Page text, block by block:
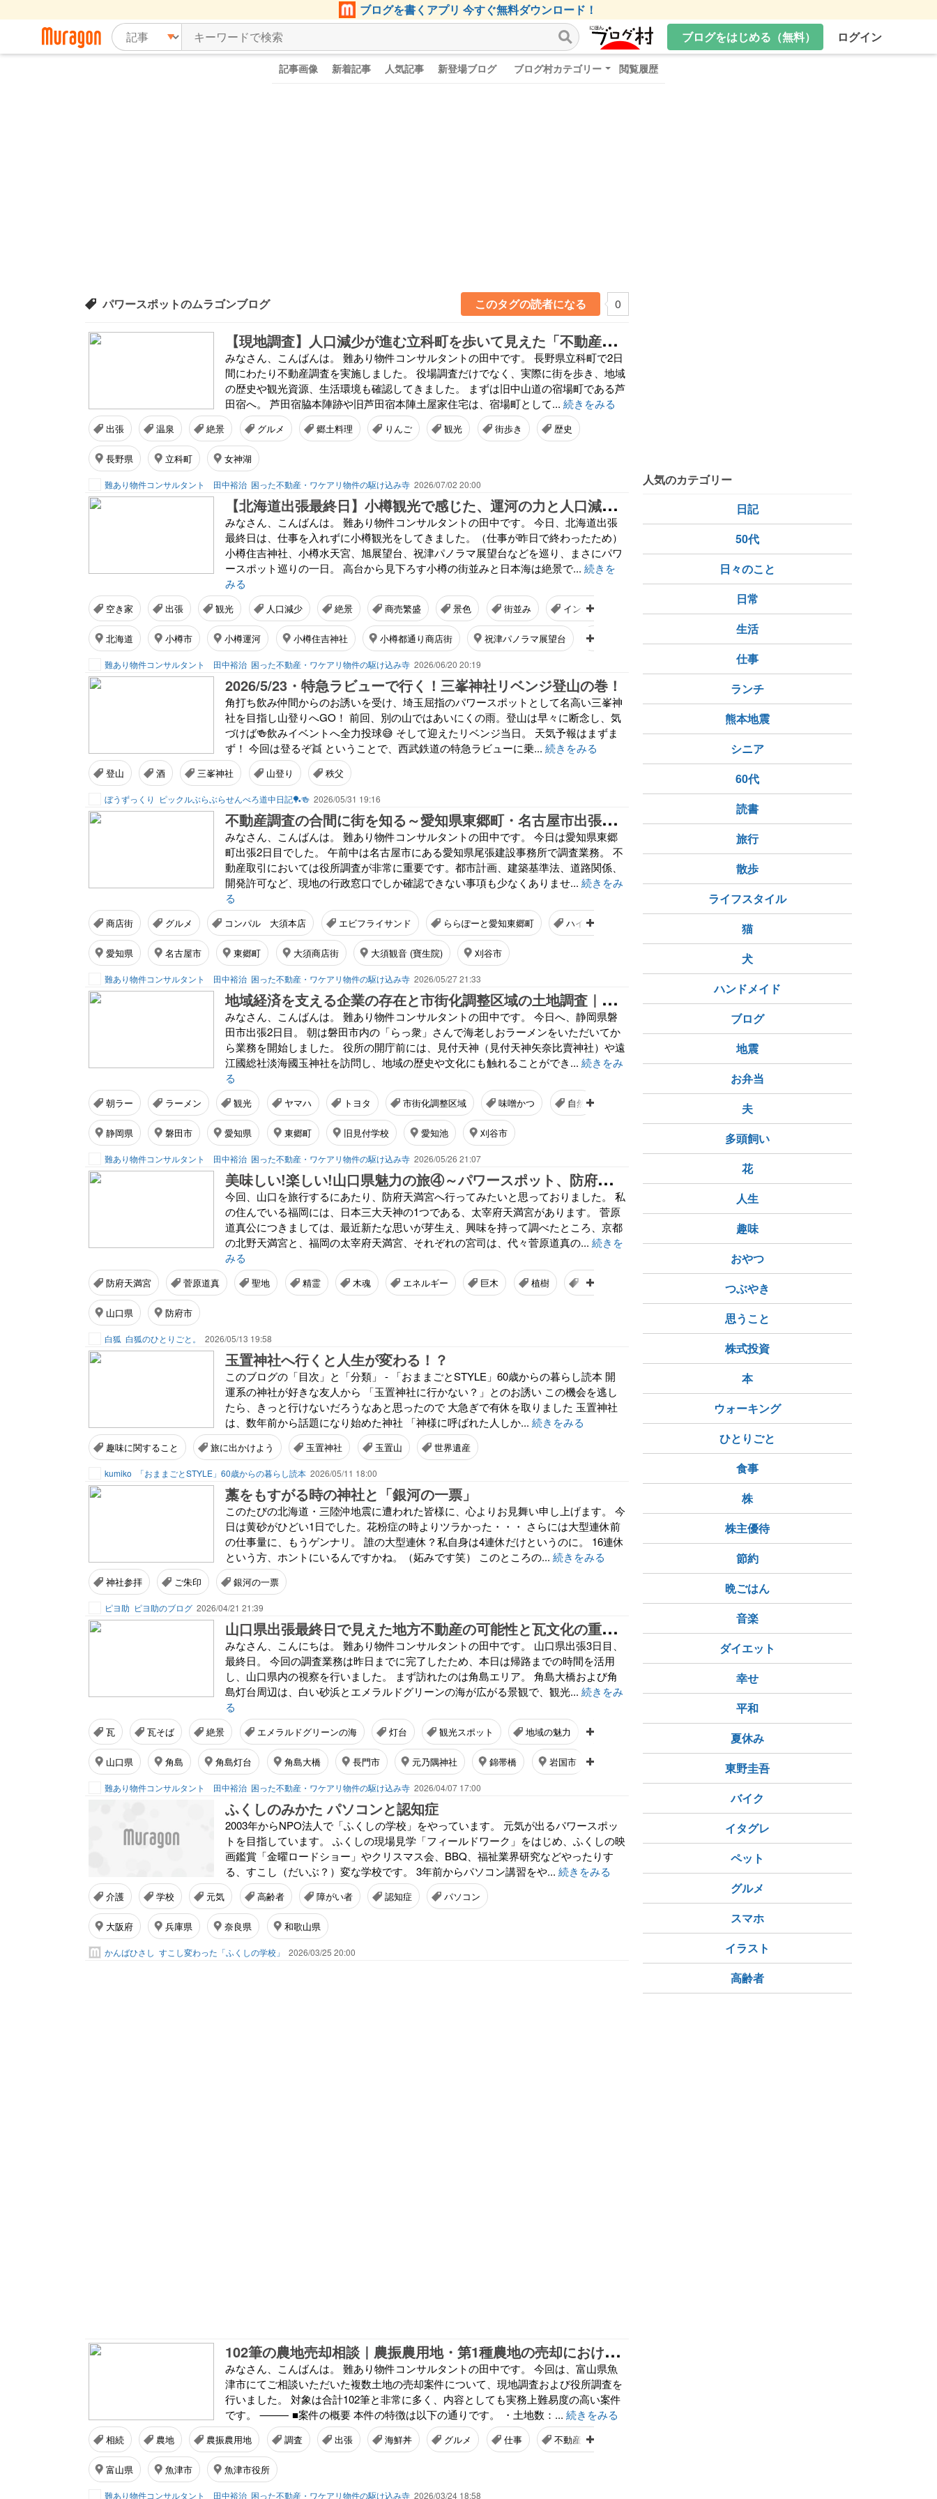
ブログを書くアプリ 今すぐ無料ダウンロード！
ブログをはじめる（無料）
ログイン
記事画像 新着記事 人気記事 新登場ブログ ブログ村カテゴリー 閲覧履歴
パワースポットのムラゴンブログ このタグの読者になる 0
【
現地調査】人口減少が進む立科町を歩いて見えた「不動産」と「地域の未来」
みなさん、こんばんは。 難あり物件コンサルタントの田中です。 長野県立科町で2日
間にわたり不動産調査を実施しました。 役場調査だけでなく、実際に街を歩き、地域
の歴史や観光資源、生活環境も確認してきました。 まずは旧中山道の宿場町である芦
田宿へ。 芦田宿脇本陣跡や旧芦田宿本陣土屋家住宅は、宿場町として... 続きをみる
出張 温泉 絶景 グルメ 郷土料理 りんご 観光 街歩き 歴史
長野県 立科町 女神湖
難あり物件コンサルタント 田中裕治 困った不動産・ワケアリ物件の駆け込み寺 2026/07/02 20:00
【
北海道出張最終日】小樽観光で感じた、運河の力と人口減少の現実
みなさん、こんばんは。 難あり物件コンサルタントの田中です。 今日、北海道出張
最終日は、仕事を入れずに小樽観光をしてきました。（仕事が昨日で終わったため）
小樽住吉神社、小樽水天宮、旭展望台、祝津パノラマ展望台などを巡り、まさにパワ
ースポット巡りの一日。 高台から見下ろす小樽の街並みと日本海は絶景で... 続きを
みる
空き家 出張 観光 人口減少 絶景 商売繁盛 景色 街並み インバウンド
北海道 小樽市 小樽運河 小樽住吉神社 小樽都通り商店街 祝津パノラマ展望台
難あり物件コンサルタント 田中裕治 困った不動産・ワケアリ物件の駆け込み寺 2026/06/20 20:19
2026/5/23・特急ラビューで行く！三峯神社リベンジ登山の巻！
角打ち飲み仲間からのお誘いを受け、埼玉屈指のパワースポットとして名高い三峯神
社を目指し山登りへGO！ 前回、別の山ではあいにくの雨。登山は早々に断念し、気
づけば🍻飲みイベントへ全力投球😅 そして迎えたリベンジ当日。 天気予報はまずま
ず！ 今回は登るぞ👯 ということで、西武鉄道の特急ラビューに乗... 続きをみる
登山 酒 三峯神社 山登り 秩父
ぼうずっくり ピックルぶらぶらせんべろ道中日記🏓🍻 2026/05/31 19:16
不
動産調査の合間に街を知る～愛知県東郷町・名古屋市出張2日目～
みなさん、こんばんは。 難あり物件コンサルタントの田中です。 今日は愛知県東郷
町出張2日目でした。 午前中は名古屋市にある愛知県尾張建設事務所で調査業務。 不
動産取引においては役所調査が非常に重要です。都市計画、建築基準法、道路関係、
開発許可など、現地の行政窓口でしか確認できない事項も少なくありませ... 続きをみ
る
商店街 グルメ コンパル 大須本店 エビフライサンド ららぽーと愛知東郷町 ハイウェイオアシス刈谷 ソウルフード
愛知県 名古屋市 東郷町 大須商店街 大須観音 (寶生院) 刈谷市
難あり物件コンサルタント 田中裕治 困った不動産・ワケアリ物件の駆け込み寺 2026/05/27 21:33
地
域経済を支える企業の存在と市街化調整区域の土地調査｜磐田市・東郷町出張記
みなさん、こんばんは。 難あり物件コンサルタントの田中です。 今日へ、静岡県磐
田市出張2日目。 朝は磐田市内の「らっ衆」さんで海老しおラーメンをいただいてか
ら業務を開始しました。 役所の開庁前には、見付天神（見付天神矢奈比賣神社）や遠
江國総社淡海國玉神社を訪問し、地域の歴史や文化にも触れることができ... 続きをみ
る
朝ラー ラーメン 観光 ヤマハ トヨタ 市街化調整区域 味噌かつ 自然
静岡県 磐田市 愛知県 東郷町 旧見付学校 愛知池 刈谷市
難あり物件コンサルタント 田中裕治 困った不動産・ワケアリ物件の駆け込み寺 2026/05/26 21:07
美
味しい!楽しい!山口県魅力の旅④～パワースポット、防府天満宮へ。
今回、山口を旅行するにあたり、防府天満宮へ行ってみたいと思っておりました。 私
の住んでいる福岡には、日本三大天神の1つである、太宰府天満宮があります。 菅原
道真公につきましては、最近新たな思いが芽生え、興味を持って調べたところ、京都
の北野天満宮と、福岡の太宰府天満宮、それぞれの宮司は、代々菅原道真の... 続きを
みる
防府天満宮 菅原道真 聖地 精霊 木魂 エネルギー 巨木 植樹 キソケイの木
山口県 防府市
白狐 白狐のひとりごと。 2026/05/13 19:58
玉置神社へ行くと人生が変わる！？
このブログの「目次」と「分類」 - 「おままごとSTYLE」60歳からの暮らし読本 開
運系の神社が好きな友人から 「玉置神社に行かない？」とのお誘い この機会を逃し
たら、きっと行けないだろうなあと思ったので 大急ぎで有休を取りました 玉置神社
は、数年前から話題になり始めた神社 「神様に呼ばれた人しか... 続きをみる
趣味に関すること 旅に出かけよう 玉置神社 玉置山 世界遺産
kumiko 「おままごとSTYLE」60歳からの暮らし読本 2026/05/11 18:00
藁をもすがる時の神社と「銀河の一票」
このたびの北海道・三陸沖地震に遭われた皆様に、心よりお見舞い申し上げます。 今
日は黄砂がひどい1日でした。花粉症の時よりツラかった・・・ さらには大型連休前
の仕事量に、もうゲンナリ。 誰の大型連休？私自身は4連休だけというのに。 16連休
という方、ホントにいるんですかね。（妬みです笑） このところの... 続きをみる
神社参拝 ご朱印 銀河の一票
ピヨ助 ピヨ助のブログ 2026/04/21 21:39
山
口県出張最終日で見えた地方不動産の可能性と瓦文化の重要性
みなさん、こんにちは。 難あり物件コンサルタントの田中です。 山口県出張3日目、
最終日。 今回の調査業務は昨日までに完了したため、本日は帰路までの時間を活用
し、山口県内の視察を行いました。 まず訪れたのは角島エリア。 角島大橋および角
島灯台周辺は、白い砂浜とエメラルドグリーンの海が広がる景観で、観光... 続きをみ
る
瓦 瓦そば 絶景 エメラルドグリーンの海 灯台 観光スポット 地域の魅力
山口県 角島 角島灯台 角島大橋 長門市 元乃隅神社 錦帯橋 岩国市
難あり物件コンサルタント 田中裕治 困った不動産・ワケアリ物件の駆け込み寺 2026/04/07 17:00
ふくしのみかた パソコンと認知症
2003年からNPO法人で「ふくしの学校」をやっています。 元気が出るパワースポッ
トを目指しています。 ふくしの現場見学「フィールドワーク」をはじめ、ふくしの映
画鑑賞「金曜ロードショー」やクリスマス会、BBQ、福祉業界研究などやったりす
る、すこし（だいぶ？）変な学校です。 3年前からパソコン講習をや... 続きをみる
介護 学校 元気 高齢者 障がい者 認知症 パソコン
大阪府 兵庫県 奈良県 和歌山県
かんばひさし すこし変わった「ふくしの学校」 2026/03/25 20:00
1
02筆の農地売却相談｜農振農用地・第1種農地の売却における課題と実務対応（富山県魚津市）
みなさん、こんばんは。 難あり物件コンサルタントの田中です。 今回は、富山県魚
津市にてご相談いただいた複数土地の売却案件について、現地調査および役所調査を
行いました。 対象は合計102筆と非常に多く、内容としても実務上難易度の高い案件
です。 ⸻ ■案件の概要 本件の特徴は以下の通りです。 ・土地数：... 続きをみる
相続 農地 農振農用地 調査 出張 海鮮丼 グルメ 仕事 不動産トラブル
富山県 魚津市 魚津市役所
難あり物件コンサルタント 田中裕治 困った不動産・ワケアリ物件の駆け込み寺 2026/03/24 18:58
人気のカテゴリー
日記
50代
日々のこと
日常
生活
仕事
ランチ
熊本地震
シニア
60代
読書
旅行
散歩
ライフスタイル
猫
犬
ハンドメイド
ブログ
地震
お弁当
夫
多頭飼い
花
人生
趣味
おやつ
つぶやき
思うこと
株式投資
本
ウォーキング
ひとりごと
食事
株
株主優待
節約
晩ごはん
音楽
ダイエット
幸せ
平和
夏休み
東野圭吾
バイク
イタグレ
ペット
グルメ
スマホ
イラスト
高齢者